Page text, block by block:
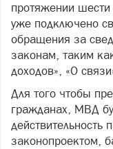
протяжении
уже подключено
обращения за
законам, таким
доходов», «О
Для того чтобы
гражданах, МВД
действительность
законопроектом,